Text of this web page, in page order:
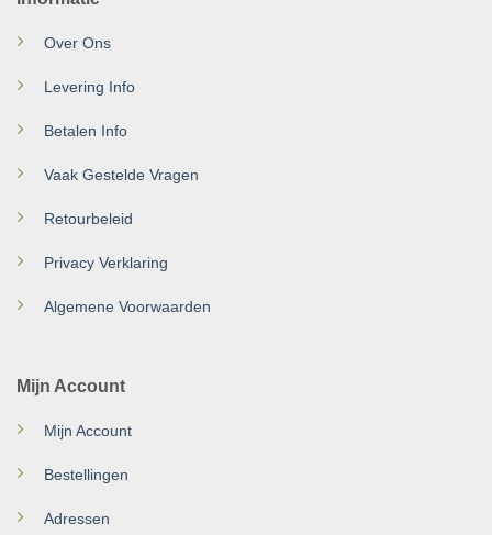
Over Ons
Levering Info
Betalen Info
Vaak Gestelde Vragen
Retourbeleid
Privacy Verklaring
Algemene Voorwaarden
Mijn Account
Mijn Account
Bestellingen
Adressen